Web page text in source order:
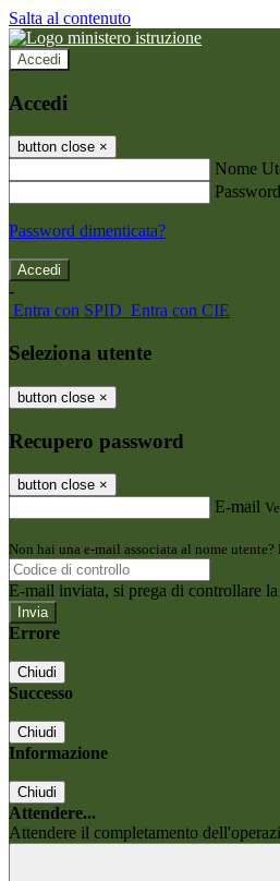
Salta al contenuto
Accedi
Accedi
button close ×
Nome
Password
Password dimenticata?
-
Entra con SPID Entra con CIE
Seleziona utente
button close ×
Recupero password
button close ×
E-mail
Non hai una e-mail associata al nome
E-mail inviata, si prega di controllare
Errore
Chiudi
Successo
Chiudi
Informazione
Chiudi
Attendere...
Attendere il completamento